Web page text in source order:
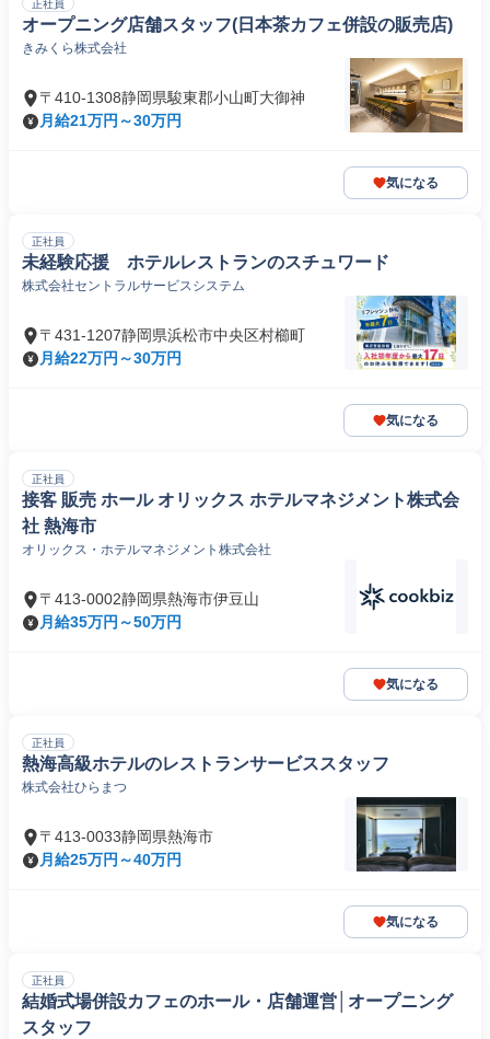
正社員
オープニング店舗スタッフ(日本茶カフェ併設の販売店)
きみくら株式会社
〒410-1308静岡県駿東郡小山町大御神
月給21万円～30万円
気になる
正社員
未経験応援 ホテルレストランのスチュワード
株式会社セントラルサービスシステム
〒431-1207静岡県浜松市中央区村櫛町
月給22万円～30万円
気になる
正社員
接客 販売 ホール オリックス ホテルマネジメント株式会
社 熱海市
オリックス・ホテルマネジメント株式会社
〒413-0002静岡県熱海市伊豆山
月給35万円～50万円
気になる
正社員
熱海高級ホテルのレストランサービススタッフ
株式会社ひらまつ
〒413-0033静岡県熱海市
月給25万円～40万円
気になる
正社員
結婚式場併設カフェのホール・店舗運営│オープニング
スタッフ